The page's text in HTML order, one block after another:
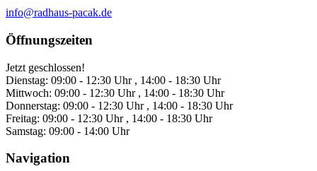
info@radhaus-pacak.de
Öffnungszeiten
Jetzt geschlossen!
Dienstag: 09:00 - 12:30 Uhr , 14:00 - 18:30 Uhr
Mittwoch: 09:00 - 12:30 Uhr , 14:00 - 18:30 Uhr
Donnerstag: 09:00 - 12:30 Uhr , 14:00 - 18:30 Uhr
Freitag: 09:00 - 12:30 Uhr , 14:00 - 18:30 Uhr
Samstag: 09:00 - 14:00 Uhr
Navigation